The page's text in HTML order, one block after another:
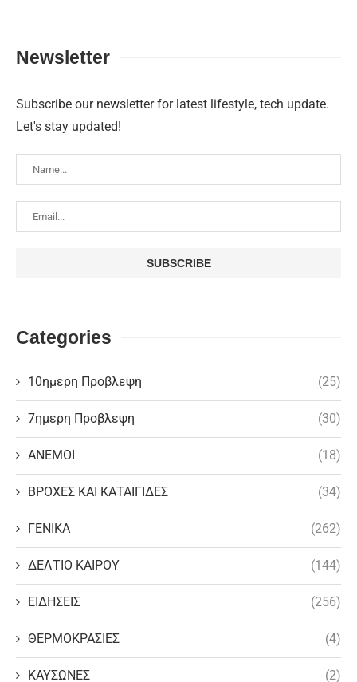
Newsletter
Subscribe our newsletter for latest lifestyle, tech update.
Let's stay updated!
Categories
10ημερη Προβλεψη (25)
7ημερη Προβλεψη (30)
ΑΝΕΜΟΙ (18)
ΒΡΟΧΕΣ ΚΑΙ ΚΑΤΑΙΓΙΔΕΣ (34)
ΓΕΝΙΚΑ (262)
ΔΕΛΤΙΟ ΚΑΙΡΟΥ (144)
ΕΙΔΗΣΕΙΣ (256)
ΘΕΡΜΟΚΡΑΣΙΕΣ (4)
ΚΑΥΣΩΝΕΣ (2)